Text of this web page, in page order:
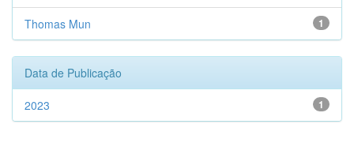
1
Thomas Mun
Data de Publicação
1
2023